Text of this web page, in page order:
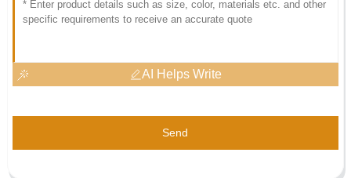
AI Helps Write
Send